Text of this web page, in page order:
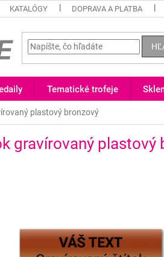
KATALÓGY DOPRAVA A PLATBA
Tematické trofeje
plastový bronzový
gravírovaný plastový